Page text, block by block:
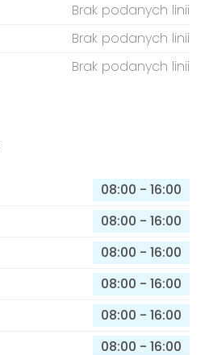
Brak podanych linii
Brak podanych linii
Brak podanych linii
08:00 - 16:00
08:00 - 16:00
08:00 - 16:00
08:00 - 16:00
08:00 - 16:00
08:00 - 16:00